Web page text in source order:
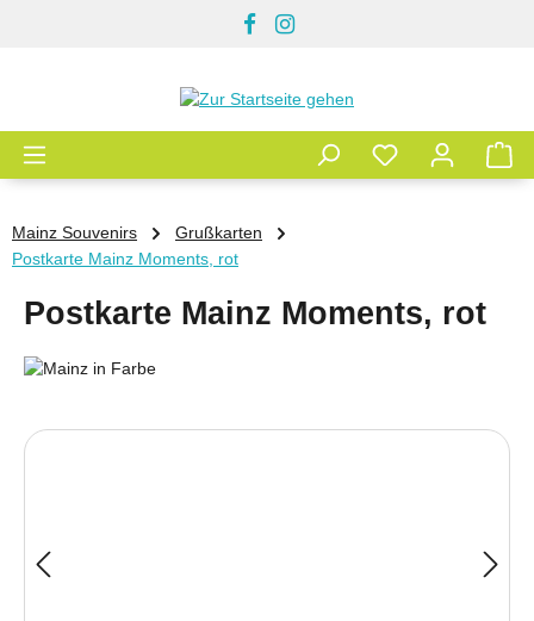
Mainz Souvenirs
Grußkarten
Postkarte Mainz Moments, rot
Postkarte Mainz Moments, rot
Bildergalerie überspringen